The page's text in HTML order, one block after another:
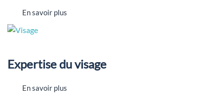
En savoir plus
Expertise du visage
En savoir plus